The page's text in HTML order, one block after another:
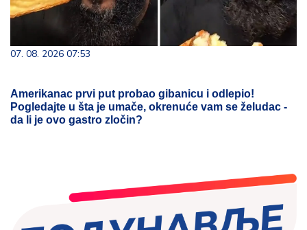
07. 08. 2026 07:53
Amerikanac prvi put probao gibanicu i odlepio!
Pogledajte u šta je umače, okrenuće vam se želudac -
da li je ovo gastro zločin?